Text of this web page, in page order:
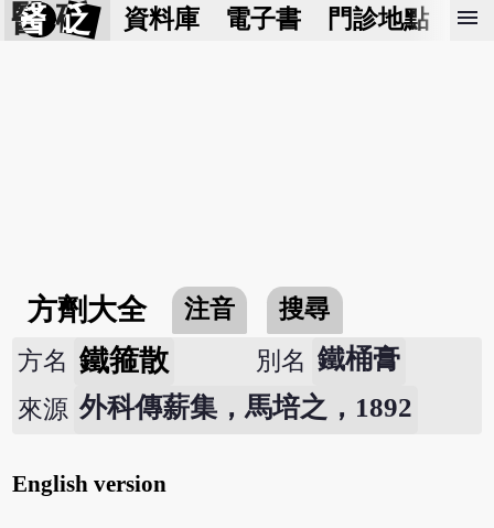
醫 砭 資料庫 電子書 門診地點 預
menu
方劑大全 注音
搜尋
方名 鐵箍散 別名 鐵桶膏
來源 外科傳薪集，馬培之，1892
English version